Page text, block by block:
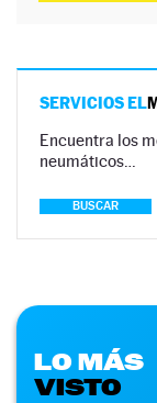
SERVICIOS EL
Encuentra los
neumáticos…
BUSCAR
LO MÁS
VISTO